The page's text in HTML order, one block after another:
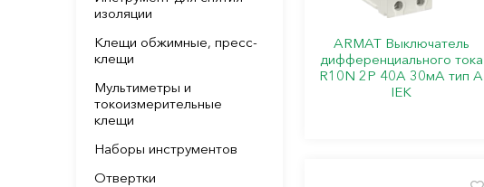
изоляции
Клещи обжимные, пресс-
клещи
Мультиметры и
токоизмерительные
клещи
Наборы инструментов
Отвертки
ARMAT Выключатель
дифференциального тока
R10N 2P 40А 30мА тип A
IEK